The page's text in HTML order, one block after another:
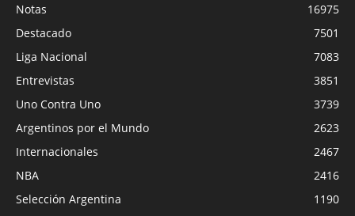
Notas
16975
Destacado
7501
Liga Nacional
7083
Entrevistas
3851
Uno Contra Uno
3739
Argentinos por el Mundo
2623
Internacionales
2467
NBA
2416
Selección Argentina
1190